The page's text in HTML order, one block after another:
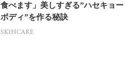
食べます」美しすぎる”ハセキョー
ボディ”を作る秘訣
SKINCARE